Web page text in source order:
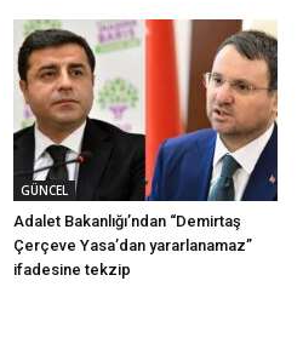
GÜNCEL
Adalet Bakanlığı’ndan “Demirtaş
Çerçeve Yasa’dan yararlanamaz”
ifadesine tekzip